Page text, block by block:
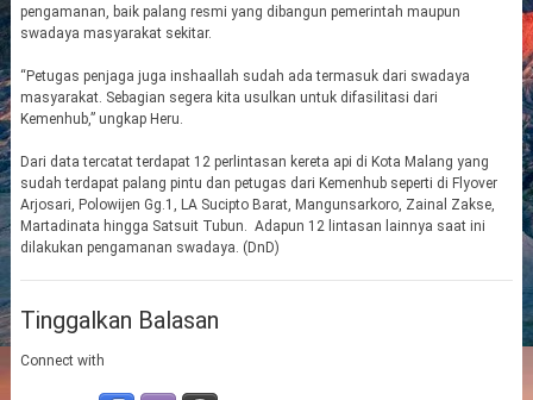
pengamanan, baik palang resmi yang dibangun pemerintah maupun
swadaya masyarakat sekitar.
“Petugas penjaga juga inshaallah sudah ada termasuk dari swadaya
masyarakat. Sebagian segera kita usulkan untuk difasilitasi dari
Kemenhub,” ungkap Heru.
Dari data tercatat terdapat 12 perlintasan kereta api di Kota Malang yang
sudah terdapat palang pintu dan petugas dari Kemenhub seperti di Flyover
Arjosari, Polowijen Gg.1, LA Sucipto Barat, Mangunsarkoro, Zainal Zakse,
Martadinata hingga Satsuit Tubun. Adapun 12 lintasan lainnya saat ini
dilakukan pengamanan swadaya. (DnD)
Tinggalkan Balasan
Connect with